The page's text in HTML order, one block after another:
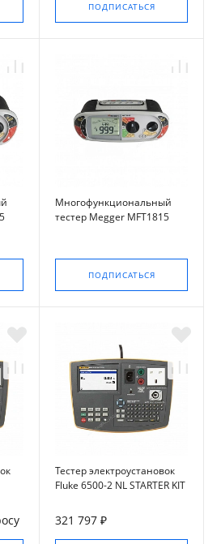
ПОДПИСАТЬСЯ
Многофункциональный
тестер Megger MFT1815
ПОДПИСАТЬСЯ
Тестер электроустановок
Fluke 6500-2 NL STARTER KIT
321 797 ₽